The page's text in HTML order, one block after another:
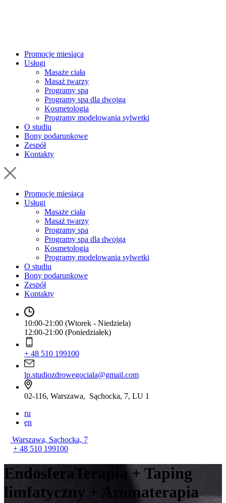
Promocje miesiąca
Usługi
Masaże ciała
Masaż twarzy
Programy spa
Programy spa dla dwojga
Kosmetologia
Programy modelowania sylwetki
O studiu
Bony podarunkowe
Zespół
Kontakty
Promocje miesiąca
Usługi
Masaże ciała
Masaż twarzy
Programy spa
Programy spa dla dwojga
Kosmetologia
Programy modelowania sylwetki
O studiu
Bony podarunkowe
Zespół
Kontakty
10:00-21:00 (Wtorek - Niedziela)
12:00-21:00 (Poniedziałek)
+ 48 510 199100
lp.studiozdrowegociala@gmail.com
02-116, Warszawa, Sąchocka, 7, LU 1
ru
en
Warszawa, Sąchocka, 7
+ 48 510 199100
EndosferaTerapia + Taping
limfatyczny + Aromaterapia